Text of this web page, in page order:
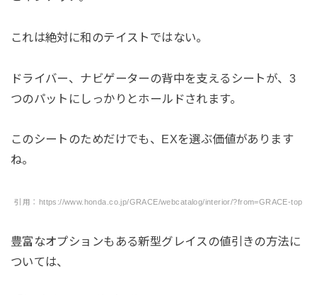
これは絶対に和のテイストではない。
ドライバー、ナビゲーターの背中を支えるシートが、3
つのパットにしっかりとホールドされます。
このシートのためだけでも、EXを選ぶ価値があります
ね。
引用：https://www.honda.co.jp/GRACE/webcatalog/interior/?from=GRACE-top
豊富なオプションもある新型グレイスの値引きの方法に
ついては、